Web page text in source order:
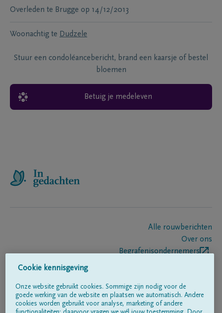
Overleden te Brugge op 14/12/2013
Woonachtig te Dudzele
Stuur een condoléancebericht, brand een kaarsje of bestel
bloemen
Betuig je medeleven
Alle rouwberichten
Over ons
Begrafenisondernemers
Volg ons op
Cookie kennisgeving
Onze website gebruikt cookies. Sommige zijn nodig voor de
goede werking van de website en plaatsen we automatisch. Andere
cookies worden gebruikt voor analyse, marketing of andere